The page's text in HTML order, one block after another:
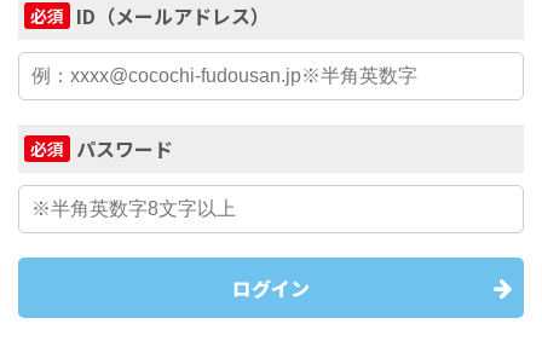
必須 ID（メールアドレス）
必須 パスワード
ログイン